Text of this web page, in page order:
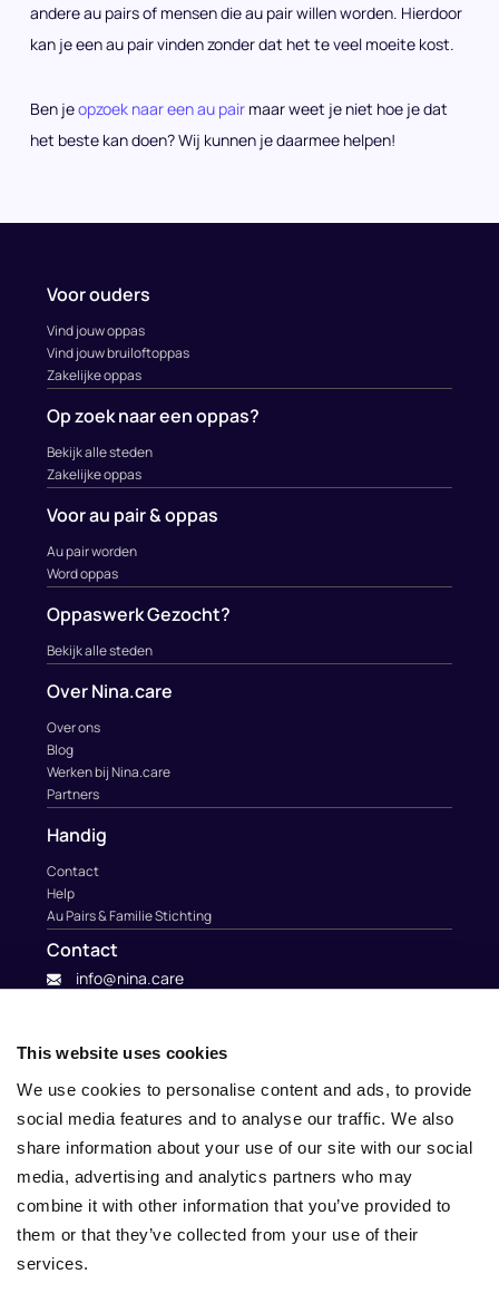
This website uses cookies
We use cookies to personalise content and ads, to provide
social media features and to analyse our traffic. We also
share information about your use of our site with our social
media, advertising and analytics partners who may
combine it with other information that you’ve provided to
them or that they’ve collected from your use of their
services.
andere au pairs of mensen die au pair willen worden. Hierdoor
kan je een au pair vinden zonder dat het te veel moeite kost.
Ben jeopzoek naar een au pair maar weet je niet hoe je dat
het beste kan doen? Wij kunnen je daarmee helpen!
Voor ouders
Vind jouw oppas
Vind jouw bruiloftoppas
Zakelijke oppas
Op zoek naar een oppas?
Bekijk alle steden
Zakelijke oppas
Voor au pair & oppas
Au pair worden
Word oppas
Oppaswerk Gezocht?
Bekijk alle steden
Over Nina.care
Over ons
Blog
Werken bij Nina.care
Partners
Handig
Contact
Help
Au Pairs & Familie Stichting
Contact
info@nina.care
© 2010 – 2025 Nina.care –